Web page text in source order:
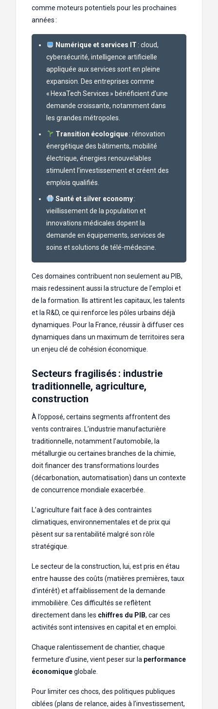
comme moteurs potentiels pour les prochaines
années :
Numérique et services IT : cloud,
cybersécurité, intelligence artificielle
appliquée aux services sont en pleine
expansion. Des entreprises comme
« HexaTech Services » bénéficient d’une
demande croissante, notamment dans
les grandes métropoles.
Transition écologique: rénovation
énergétique des bâtiments, mobilité
électrique, énergies renouvelables
stimulent l’investissement et créent des
emplois qualifiés.
Santé et silver economy:
vieillissement de la population et
innovations médicales dopent la
demande en équipements, services de
soins et solutions de télé-médecine.
Ces domaines contribuent non seulement au PIB,
mais redessinent aussi la structure de l’emploi et
de la formation. Ils attirent les capitaux, les talents
et la R&D, ce qui renforce les pôles urbains déjà
dynamiques. Pour la France, réussir à diffuser ces
dynamiques dans un maximum de territoires sera
un enjeu clé de cohésion économique.
Secteurs fragilisés : industrie
traditionnelle, agriculture,
construction
À l’opposé, certains segments affrontent des
vents contraires. L’industrie manufacturière
traditionnelle, notamment l’automobile, la
métallurgie ou certaines branches de la chimie,
doit financer des transformations lourdes
(décarbonation, automatisation) dans un contexte
de concurrence mondiale exacerbée.
L’agriculture fait face à des contraintes
climatiques, environnementales et de prix qui
pèsent sur sa rentabilité malgré son rôle
stratégique.
Le secteur de la construction, lui, est pris en étau
entre hausse des coûts (matières premières, taux
d’intérêt) et affaiblissement de la demande
immobilière. Ces difficultés se reflètent
directement dans les chiffres du PIB, car ces
activités sont intensives en capital et en emploi.
Chaque ralentissement de chantier, chaque
fermeture d’usine, vient peser sur la performance
économiqueglobale.
Pour limiter ces chocs, des politiques publiques
ciblées (plans de relance, aides à l’investissement,